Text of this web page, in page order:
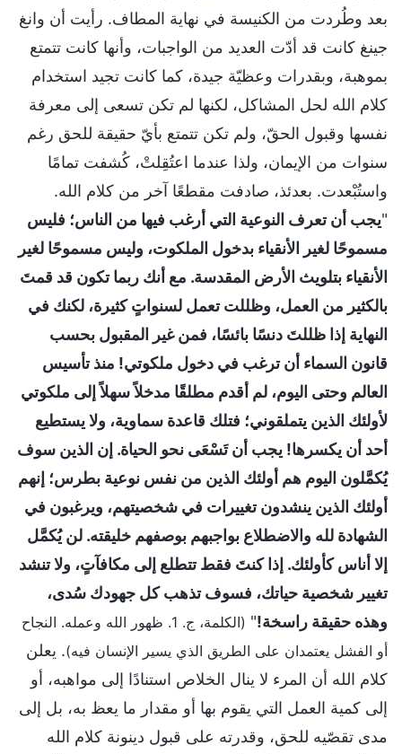
بعد وطُردت من الكنيسة في نهاية المطاف. رأيت أن وانغ
جينغ كانت قد أدّت العديد من الواجبات، وأنها كانت تتمتع
بموهبة، وبقدرات وعظيّة جيدة، كما كانت تجيد استخدام
كلام الله لحل المشاكل، لكنها لم تكن تسعى إلى معرفة
نفسها وقبول الحقّ، ولم تكن تتمتع بأيّ حقيقة للحق رغم
سنوات من الإيمان، ولذا عندما اعتُقِلتْ، كُشفت تمامًا
واستُبْعدت. بعدئذ، صادفت مقطعًا آخر من كلام الله.
"يجب أن تعرف النوعية التي أرغب فيها من الناس؛ فليس
مسموحًا لغير الأنقياء بدخول الملكوت، وليس مسموحًا لغير
الأنقياء بتلويث الأرض المقدسة. مع أنك ربما تكون قد قمتَ
بالكثير من العمل، وظللت تعمل لسنواتٍ كثيرة، لكنك في
النهاية إذا ظللتَ دنسًا بائسًا، فمن غير المقبول بحسب
قانون السماء أن ترغب في دخول ملكوتي! منذ تأسيس
العالم وحتى اليوم، لم أقدم مطلقًا مدخلاً سهلاً إلى ملكوتي
لأولئك الذين يتملقوني؛ فتلك قاعدة سماوية، ولا يستطيع
أحد أن يكسرها! يجب أن تَسْعَى نحو الحياة. إن الذين سوف
يُكمَّلون اليوم هم أولئك الذين من نفس نوعية بطرس؛ إنهم
أولئك الذين ينشدون تغييرات في شخصيتهم، ويرغبون في
الشهادة لله والاضطلاع بواجبهم بوصفهم خليقته. لن يُكمَّل
إلا أناس كأولئك. إذا كنتَ فقط تتطلع إلى مكافآتٍ، ولا تنشد
تغيير شخصية حياتك، فسوف تذهب كل جهودك سُدى،
وهذه حقيقة راسخة!"
(الكلمة، ج. 1. ظهور الله وعمله. النجاح
أو الفشل يعتمدان على الطريق الذي يسير الإنسان فيه). يعلن
كلام الله أن المرء لا ينال الخلاص استنادًا إلى مواهبه، أو
إلى كمية العمل التي يقوم بها أو مقدار ما يعظ به، بل إلى
مدى تقصّيه للحق، وقدرته على قبول دينونة كلام الله